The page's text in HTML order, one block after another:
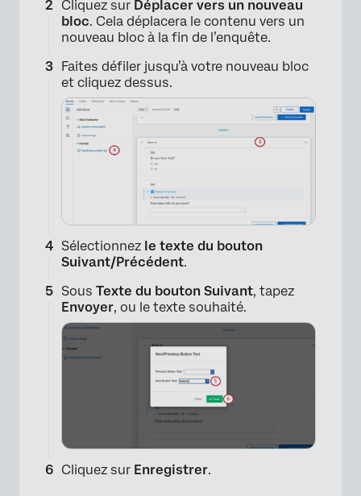
Cliquez sur Déplacer vers un nouveau
bloc. Cela déplacera le contenu vers un
nouveau bloc à la fin de l’enquête.
Faites défiler jusqu’à votre nouveau bloc
et cliquez dessus.
Sélectionnez le texte du bouton
Suivant/Précédent.
Sous Texte du bouton Suivant, tapez
Envoyer, ou le texte souhaité.
Cliquez sur Enregistrer.